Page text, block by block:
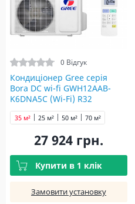
0 Відгук
Кондиціонер Gree серія
Bora DC wi-fi GWH12AAB-
K6DNA5С (Wi-Fi) R32
25 м²
35 м² 50 м² 70 м²
27 924 грн.
Купити в 1 клік
Замовити установку